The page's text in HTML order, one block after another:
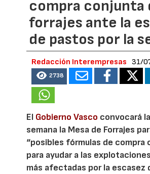
compra conjunta
forrajes ante la
de pastos por la
Redacción Interempresas 31/
2738
El Gobierno Vasco convocará
semana la Mesa de Forrajes
“posibles fórmulas de compra
para ayudar a las
más afectadas por la escasez